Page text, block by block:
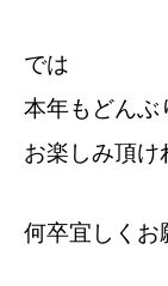
では
本年もどんぶ
お楽しみ頂け
何卒宜しくお